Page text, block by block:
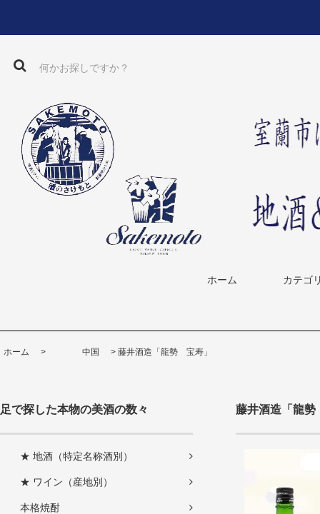
ホーム カテゴ
ホーム > 中国 > 藤井酒造「龍勢 宝寿」
足で探した本物の美酒の数々
★ 地酒（特定名称酒別）
★ ワイン（産地別）
本格焼酎
藤井酒造「龍